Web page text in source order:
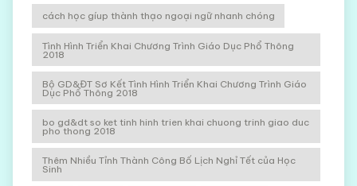
cách học gíup thành thạo ngoại ngữ nhanh chóng
Tình Hình Triển Khai Chương Trình Giáo Dục Phổ Thông
2018
Bộ GD&ĐT Sơ Kết Tình Hình Triển Khai Chương Trình Giáo
Dục Phổ Thông 2018
bo gd&dt so ket tinh hinh trien khai chuong trinh giao duc
pho thong 2018
Thêm Nhiều Tỉnh Thành Công Bố Lịch Nghỉ Tết của Học
Sinh